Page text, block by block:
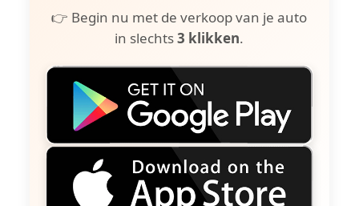
👉 Begin nu met de verkoop van je auto
in slechts3 klikken.